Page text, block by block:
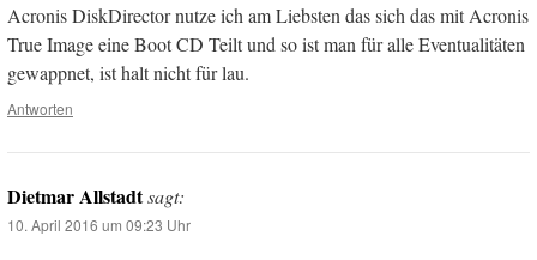
Acronis DiskDirector nutze ich am Liebsten das sich das mit Acronis
True Image eine Boot CD Teilt und so ist man für alle Eventualitäten
gewappnet, ist halt nicht für lau.
Antworten
Dietmar Allstadtsagt:
10. April 2016 um 09:23 Uhr